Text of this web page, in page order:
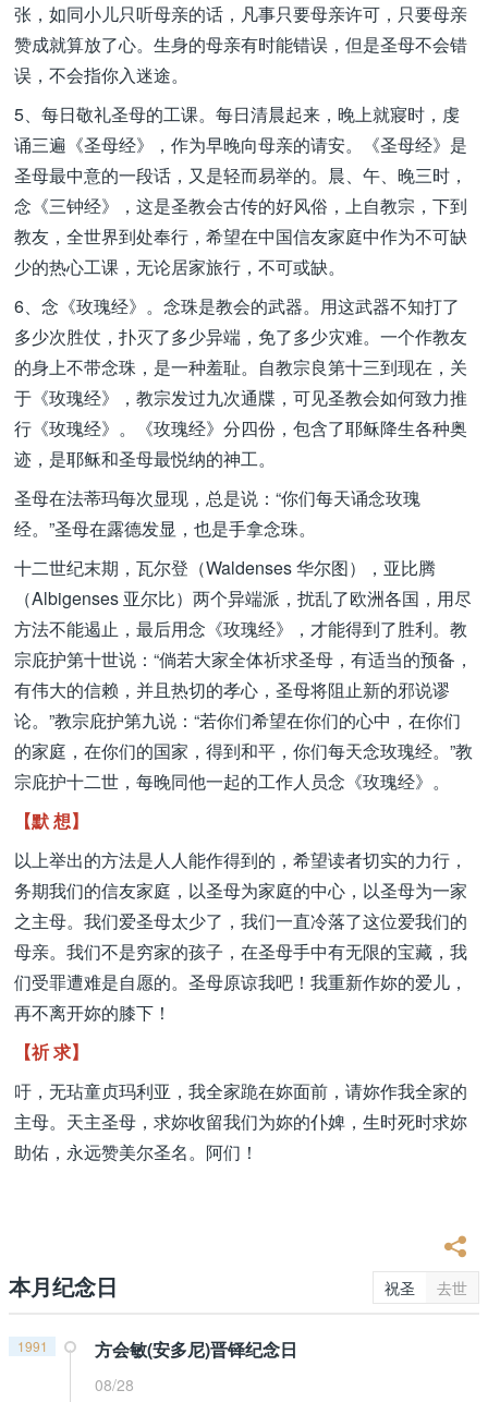
张，如同小儿只听母亲的话，凡事只要母亲许可，只要母亲
赞成就算放了心。生身的母亲有时能错误，但是圣母不会错
误，不会指你入迷途。
5、每日敬礼圣母的工课。每日清晨起来，晚上就寢时，虔
诵三遍《圣母经》，作为早晚向母亲的请安。《圣母经》是
圣母最中意的一段话，又是轻而易举的。晨、午、晚三时，
念《三钟经》，这是圣教会古传的好风俗，上自教宗，下到
教友，全世界到处奉行，希望在中国信友家庭中作为不可缺
少的热心工课，无论居家旅行，不可或缺。
6、念《玫瑰经》。念珠是教会的武器。用这武器不知打了
多少次胜仗，扑灭了多少异端，免了多少灾难。一个作教友
的身上不带念珠，是一种羞耻。自教宗良第十三到现在，关
于《玫瑰经》，教宗发过九次通牒，可见圣教会如何致力推
行《玫瑰经》。《玫瑰经》分四份，包含了耶稣降生各种奥
迹，是耶稣和圣母最悦纳的神工。
圣母在法蒂玛每次显现，总是说：“你们每天诵念玫瑰
经。”圣母在露德发显，也是手拿念珠。
十二世纪末期，瓦尔登（Waldenses 华尔图），亚比腾
（Albigenses 亚尔比）两个异端派，扰乱了欧洲各国，用尽
方法不能遏止，最后用念《玫瑰经》，才能得到了胜利。教
宗庇护第十世说：“倘若大家全体祈求圣母，有适当的预备，
有伟大的信赖，并且热切的孝心，圣母将阻止新的邪说谬
论。”教宗庇护第九说：“若你们希望在你们的心中，在你们
的家庭，在你们的国家，得到和平，你们每天念玫瑰经。”教
宗庇护十二世，每晚同他一起的工作人员念《玫瑰经》。
【默 想】
以上举出的方法是人人能作得到的，希望读者切实的力行，
务期我们的信友家庭，以圣母为家庭的中心，以圣母为一家
之主母。我们爱圣母太少了，我们一直冷落了这位爱我们的
母亲。我们不是穷家的孩子，在圣母手中有无限的宝藏，我
们受罪遭难是自愿的。圣母原谅我吧！我重新作妳的爱儿，
再不离开妳的膝下！
【祈 求】
吁，无玷童贞玛利亚，我全家跪在妳面前，请妳作我全家的
主母。天主圣母，求妳收留我们为妳的仆婢，生时死时求妳
助佑，永远赞美尔圣名。阿们！
本月纪念日 祝圣 去世
1991 方会敏(安多尼)晋铎纪念日
08/28